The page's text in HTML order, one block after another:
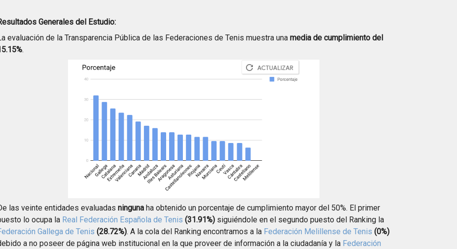
Generales del Estudio:
evaluación de la Transparencia Pública de las Federaciones de Tenis muestra una media de cumplimiento del
.
las veinte entidades evaluadas ningunaha obtenido un porcentaje de cumplimiento mayor del 50%. El primer
lo ocupa la Real Federación Española de Tenis (31.91%)siguiéndole en el segundo puesto del Ranking la
Gallega de Tenis (28.72%). A la cola del Ranking encontramos a la Federación Melillense de Tenis (0%)
a no poseer de página web institucional en la que proveer de información a la ciudadanía y la Federación